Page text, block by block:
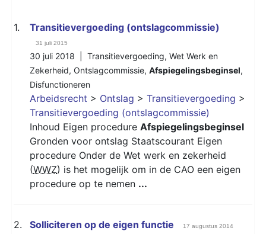
1. Transitievergoeding (ontslagcommissie)
31 juli 2015
30 juli 2018 | Transitievergoeding, Wet Werk en
Zekerheid, Ontslagcommissie, Afspiegelingsbeginsel,
Disfunctioneren
Arbeidsrecht > Ontslag > Transitievergoeding >
Transitievergoeding (ontslagcommissie)
Inhoud Eigen procedure Afspiegelingsbeginsel
Gronden voor ontslag Staatscourant Eigen
procedure Onder de Wet werk en zekerheid
(WWZ) is het mogelijk om in de CAO een eigen
procedure op te nemen ...
2. Solliciteren op de eigen functie 17 augustus 2014